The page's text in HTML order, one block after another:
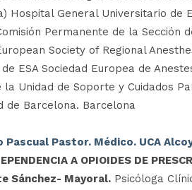
Hospital General Universitario
Permanente de la Sección
Society of Regional
ESA Sociedad Europea de
la Unidad de Soporte y Cuidados
de Barcelona. Barcelona
Pascual Pastor. Médico. UCA
A OPIOIDES DE
Sánchez- Mayoral. Psicóloga